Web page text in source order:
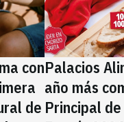
con
de
Palacios
año más
Principal